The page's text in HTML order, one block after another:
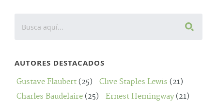
AUTORES DESTACADOS
Gustave Flaubert (25) Clive Staples Lewis (21)
Charles Baudelaire (25) Ernest Hemingway(21)